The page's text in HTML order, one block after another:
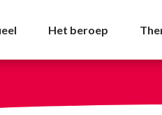
2022Het beroep